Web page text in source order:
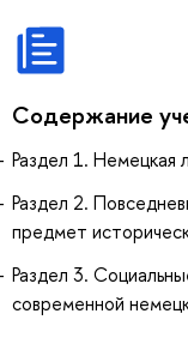
Содержание
Раздел 1. Немецкая
Раздел 2.
предмет
Раздел 3.
современной